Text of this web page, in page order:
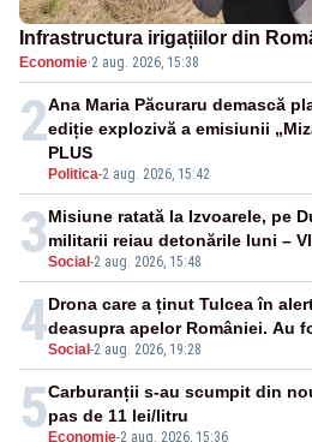
Infrastructura irigațiilor din
Economie·2 aug. 2026, 15:38
2
Politica-2 aug. 2026, 15:42
Ana Maria Păcuraru demască
ediție explozivă a emisiunii
PLUS
3Social -2 aug. 2026, 15:48
Misiune ratată la Izvoarele, pe
militarii reiau detonările luni –
4Social -2 aug. 2026, 19:28
Drona care a ținut Tulcea în
deasupra apelor României. Au
5 Economie-2 aug. 2026, 15:36
Carburanții s-au scumpit din
pas de 11 lei/litru